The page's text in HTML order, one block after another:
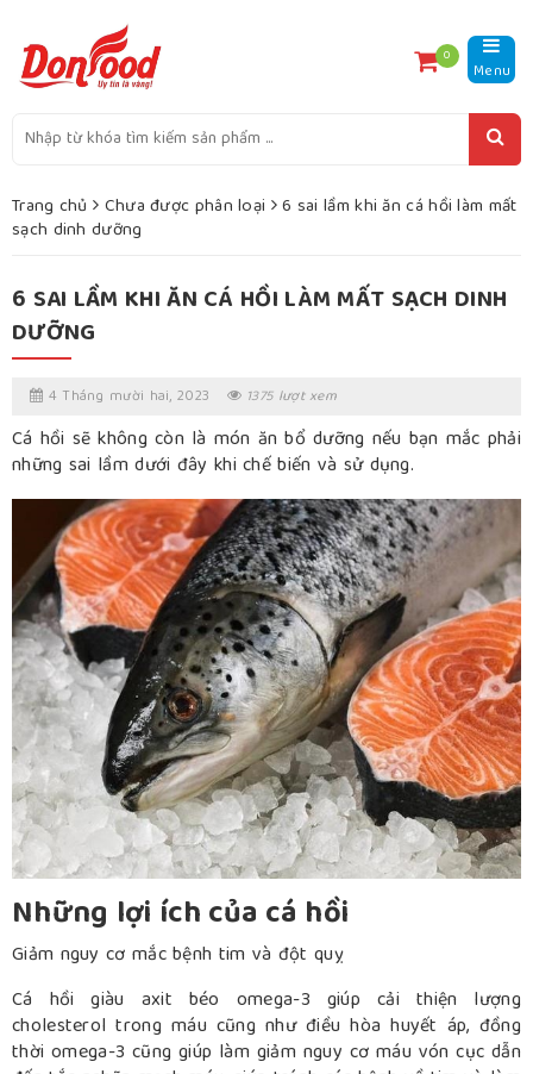
0
Menu
Trang chủ Chưa được phân loại 6 sai lầm khi ăn cá hồi làm mất
sạch dinh dưỡng
6 SAI LẦM KHI ĂN CÁ HỒI LÀM MẤT SẠCH DINH
DƯỠNG
4 Tháng mười hai, 2023 1375 lượt xem
Cá hồi sẽ không còn là món ăn bổ dưỡng nếu bạn mắc phải
những sai lầm dưới đây khi chế biến và sử dụng.
Những lợi ích của cá hồi
Giảm nguy cơ mắc bệnh tim và đột quỵ
Cá hồi giàu axit béo omega-3 giúp cải thiện lượng
cholesterol trong máu cũng như điều hòa huyết áp, đồng
thời omega-3 cũng giúp làm giảm nguy cơ máu vón cục dẫn